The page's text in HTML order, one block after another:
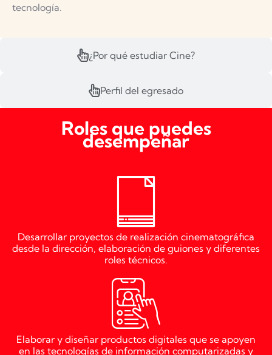
¿Por qué estudiar Cine?
Perfil del egresado
tecnología.
Roles que puedes
desempeñar
Desarrollar proyectos de realización cinematográfica
desde la dirección, elaboración de guiones y diferentes
roles técnicos.
Elaborar y diseñar productos digitales que se apoyen
en las tecnologías de información computarizadas y